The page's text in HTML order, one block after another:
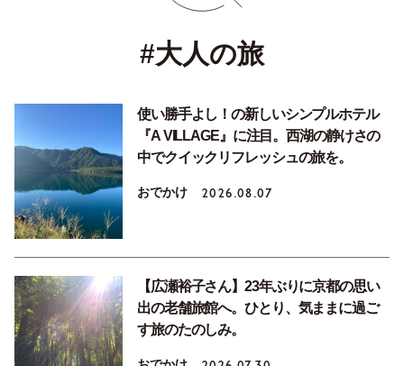
#大人の旅
使い勝手よし！の新しいシンプルホテル
『A VILLAGE』に注目。西湖の静けさの
中でクイックリフレッシュの旅を。
おでかけ 2026.08.07
【広瀬裕子さん】23年ぶりに京都の思い
出の老舗旅館へ。ひとり、気ままに過ご
す旅のたのしみ。